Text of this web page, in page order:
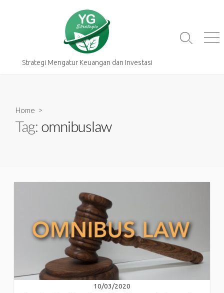
Strategi Mengatur Keuangan dan Investasi
Search
Home >
Tag: omnibuslaw
10/03/2020